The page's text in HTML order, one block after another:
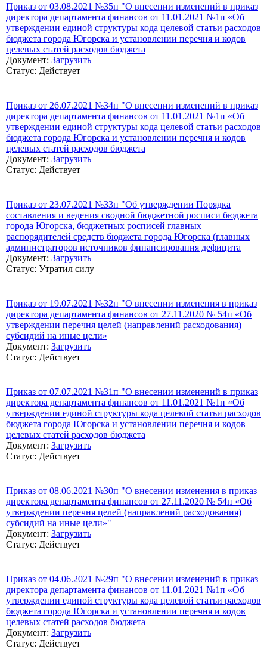
Приказ от 03.08.2021 №35п "О внесении изменений в приказ
директора департамента финансов от 11.01.2021 №1п «Об
утверждении единой структуры кода целевой статьи расходов
бюджета города Югорска и установлении перечня и кодов
целевых статей расходов бюджета
Документ: Загрузить
Статус: Действует
Приказ от 26.07.2021 №34п "О внесении изменений в приказ
директора департамента финансов от 11.01.2021 №1п «Об
утверждении единой структуры кода целевой статьи расходов
бюджета города Югорска и установлении перечня и кодов
целевых статей расходов бюджета
Документ: Загрузить
Статус: Действует
Приказ от 23.07.2021 №33п "Об утверждении Порядка
составления и ведения сводной бюджетной росписи бюджета
города Югорска, бюджетных росписей главных
распорядителей средств бюджета города Югорска (главных
администраторов источников финансирования дефицита
Документ: Загрузить
Статус: Утратил силу
Приказ от 19.07.2021 №32п "О внесении изменения в приказ
директора департамента финансов от 27.11.2020 № 54п «Об
утверждении перечня целей (направлений расходования)
субсидий на иные цели»
Документ: Загрузить
Статус: Действует
Приказ от 07.07.2021 №31п "О внесении изменений в приказ
директора департамента финансов от 11.01.2021 №1п «Об
утверждении единой структуры кода целевой статьи расходов
бюджета города Югорска и установлении перечня и кодов
целевых статей расходов бюджета
Документ: Загрузить
Статус: Действует
Приказ от 08.06.2021 №30п "О внесении изменения в приказ
директора департамента финансов от 27.11.2020 № 54п «Об
утверждении перечня целей (направлений расходования)
субсидий на иные цели»"
Документ: Загрузить
Статус: Действует
Приказ от 04.06.2021 №29п "О внесении изменений в приказ
директора департамента финансов от 11.01.2021 №1п «Об
утверждении единой структуры кода целевой статьи расходов
бюджета города Югорска и установлении перечня и кодов
целевых статей расходов бюджета
Документ: Загрузить
Статус: Действует